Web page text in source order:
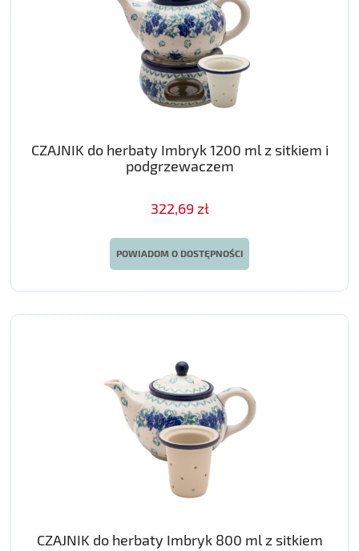
CZAJNIK do herbaty Imbryk 1200 ml z sitkiem i
podgrzewaczem
322,69 zł
POWIADOM O DOSTĘPNOŚCI
CZAJNIK do herbaty Imbryk 800 ml z sitkiem